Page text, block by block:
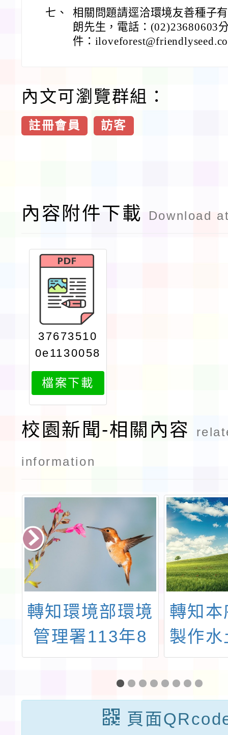
七、
相關問題請逕洽環境友善種子
朗先生，電話：(02)23680603
件：
內文可瀏覽群組：
註冊會員 訪客
內容附件下載 Download
37673510
0e1130058
616attach
1
檔案下載
校園新聞-相關內容
information
轉知環境部環境
管理署113年8
月23日環管土字
1137123636A
轉知
製作
導
頁面